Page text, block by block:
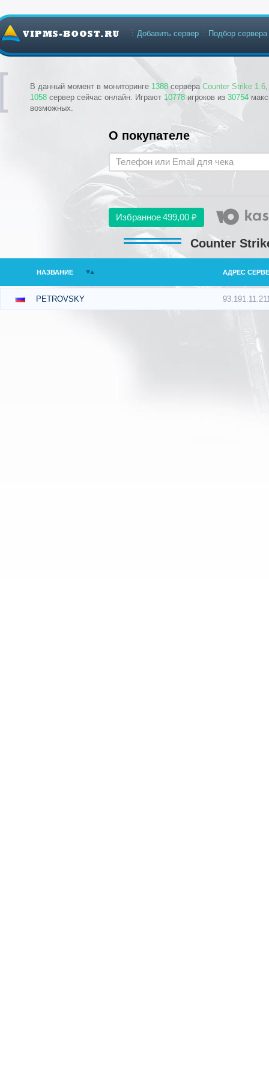
В данный момент в мониторинге 1388 сервера Counter Strike 1.6
1058 сервер сейчас онлайн. Играют 10778 игроков из 30754
возможных.
Добавить сервер Подбор сервера
О покупателе
Избранное499,00 ₽
Counter
НАЗВАНИЕ АДРЕС
PETROVSKY